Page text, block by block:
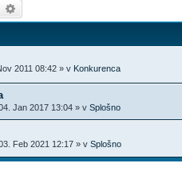
Iskanje
2011 08:42 » v Konkurenca
Jan 2017 13:04 » v Splošno
Feb 2021 12:17 » v Splošno